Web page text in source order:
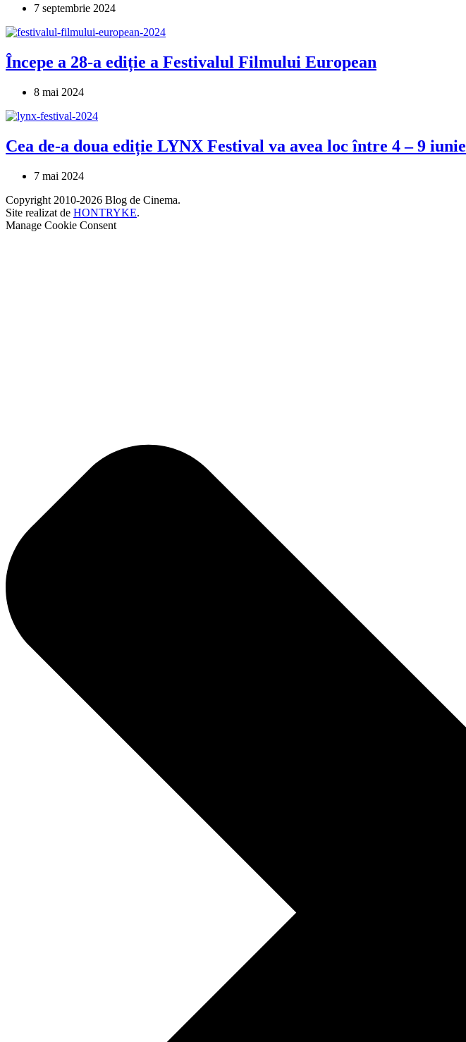
7 septembrie 2024
Începe a 28-a ediție a Festivalul Filmului European
8 mai 2024
Cea de-a doua ediție LYNX Festival va avea loc între 4 – 9 iunie
7 mai 2024
Copyright 2010-2026 Blog de Cinema.
Site realizat de HONTRYKE.
Manage Cookie Consent